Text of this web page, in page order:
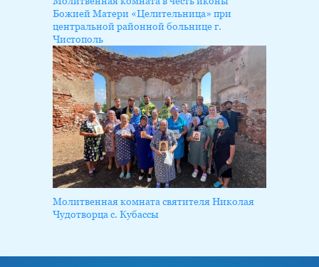
Божией Матери «Целительница» при
центральной районной больнице г.
Чистополь
Молитвенная комната святителя Николая
Чудотворца с. Кубассы